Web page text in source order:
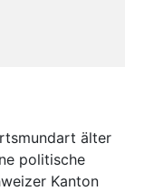
älter
politische
Kanton